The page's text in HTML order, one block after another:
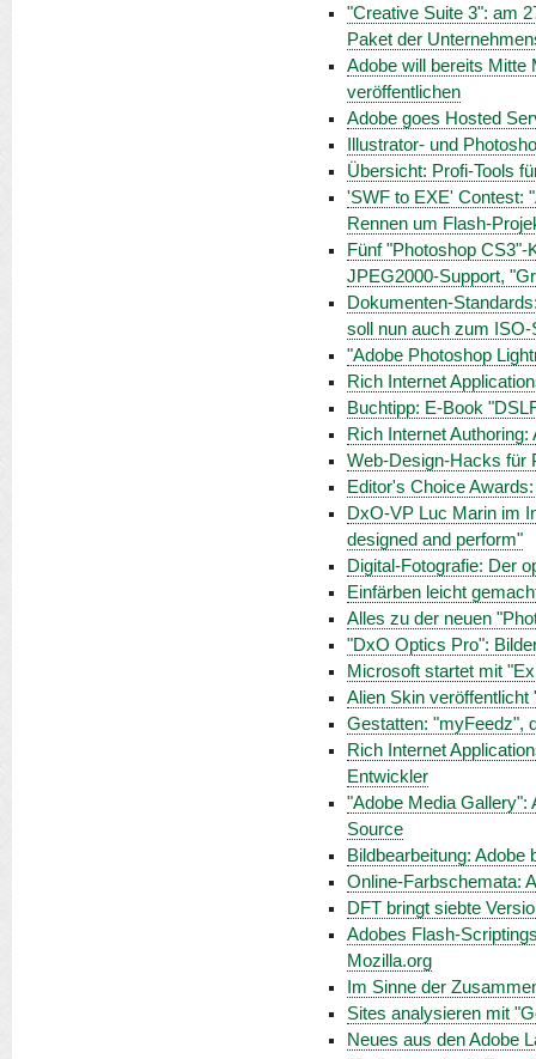
"Creative Suite 3": am
Paket der
Adobe will bereits Mitte
veröffentlichen
Adobe goes Hosted
Illustrator- und
Übersicht: Profi-Tools
'SWF to EXE' Contest:
Rennen um Flash-
Fünf "Photoshop
JPEG2000-Support,
Dokumenten-
soll nun auch zum ISO-
"Adobe Photoshop
Rich Internet
Buchtipp: E-Book
Rich Internet
Web-Design-Hacks für
Editor's Choice
DxO-VP Luc Marin im
designed and perform"
Digital-Fotografie: Der
Einfärben leicht
Alles zu der neuen
"DxO Optics Pro":
Microsoft startet mit
Alien Skin veröffentlicht
Gestatten: "myFeedz",
Rich Internet
Entwickler
"Adobe Media Gallery":
Source
Bildbearbeitung:
Online-Farbschemata:
DFT bringt siebte
Adobes Flash-
Mozilla.org
Im Sinne der
Sites analysieren mit
Neues aus den Adobe